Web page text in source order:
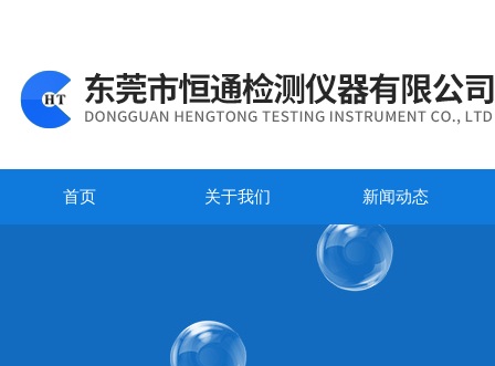
首页 关于我们 新闻动态